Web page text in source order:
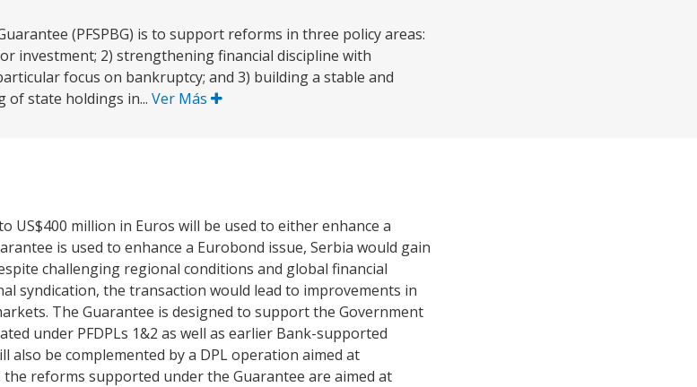
(PFSPBG) is to support reforms in three policy areas:
investment; 2) strengthening financial discipline with
focus on bankruptcy; and 3) building a stable and
state holdings in... Ver Más
US$400 million in Euros will be used to either enhance a
is used to enhance a Eurobond issue, Serbia would gain
challenging regional conditions and global financial
syndication, the transaction would lead to improvements in
The Guarantee is designed to support the Government
under PFDPLs 1&2 as well as earlier Bank-supported
be complemented by a DPL operation aimed at
reforms supported under the Guarantee are aimed at